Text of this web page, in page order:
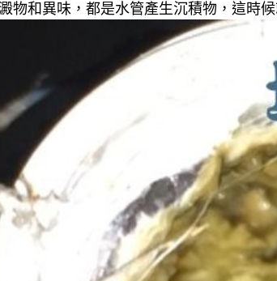
物和異味，都是水管產生沉積物，這時